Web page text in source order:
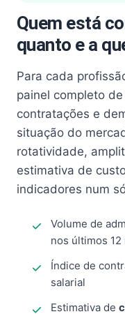
Quem está
quanto e a
Para cada
painel completo
contratações e
situação do
rotatividade,
estimativa de
indicadores num
Volume de
nos últimos 12
Índice de
salarial
Estimativa de